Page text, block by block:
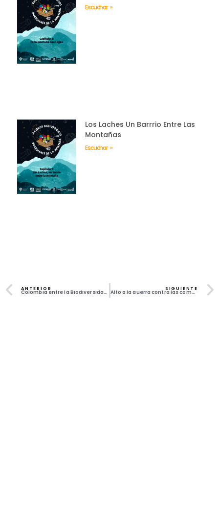
Escuchar »
Los Laches Un Barrrio Entre Las
Montañas
Escuchar »
ANTERIOR Colombia entre la Biodiversidad y la extracción SIGUIENTE
Alto a la guerra contra las comunidades zapatistas